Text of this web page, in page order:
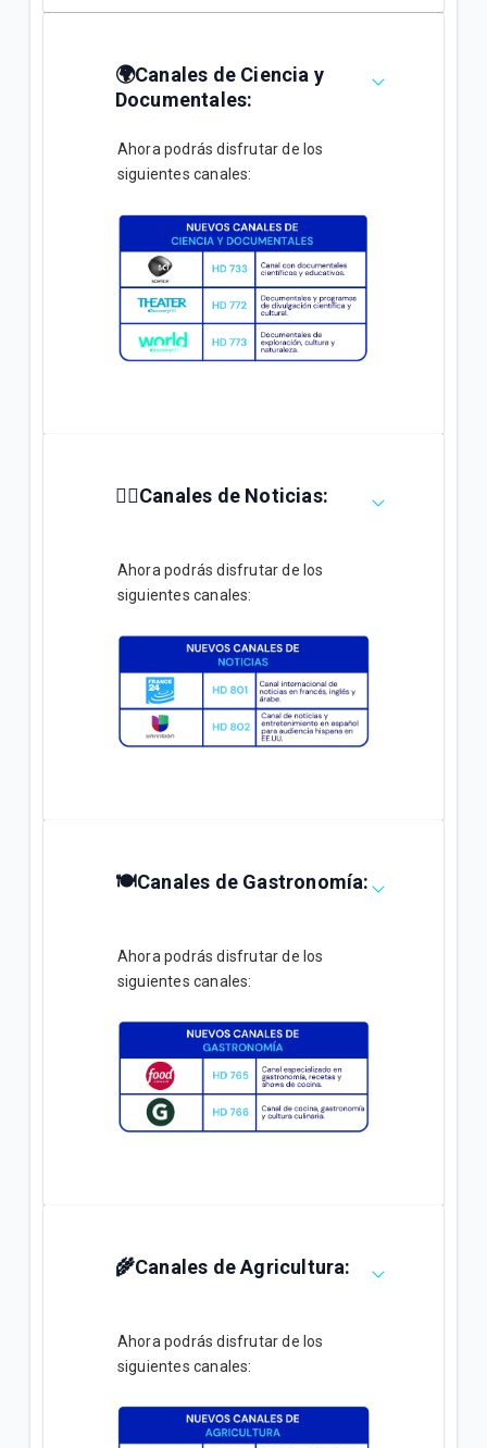
🌍Canales de Ciencia y
Documentales:
Ahora podrás disfrutar de los
siguientes canales:
🕵️‍♂️Canales de Noticias:
Ahora podrás disfrutar de los
siguientes canales:
🍽️Canales de Gastronomía:
Ahora podrás disfrutar de los
siguientes canales:
🌾Canales de Agricultura:
Ahora podrás disfrutar de los
siguientes canales: